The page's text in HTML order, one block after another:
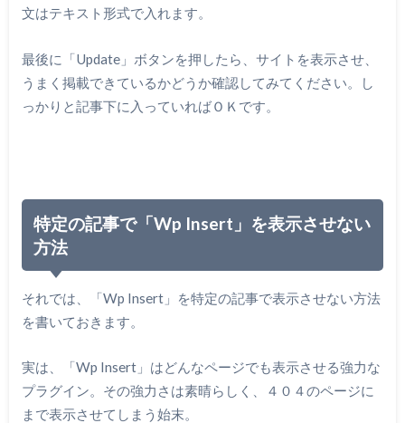
文はテキスト形式で入れます。
最後に「Update」ボタンを押したら、サイトを表示させ、
うまく掲載できているかどうか確認してみてください。し
っかりと記事下に入っていればＯＫです。
特定の記事で「Wp Insert」を表示させない
方法
それでは、「Wp Insert」を特定の記事で表示させない方法
を書いておきます。
実は、「Wp Insert」はどんなページでも表示させる強力な
プラグイン。その強力さは素晴らしく、４０４のページに
まで表示させてしまう始末。